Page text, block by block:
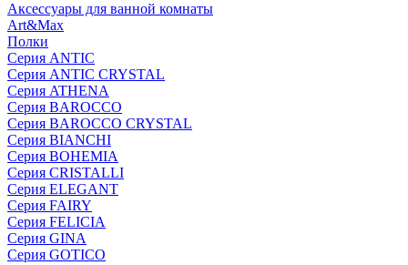
Аксессуары для ванной комнаты
Art&Max
Полки
Серия ANTIC
Серия ANTIC CRYSTAL
Серия ATHENA
Серия BAROCCO
Серия BAROCCO CRYSTAL
Серия BIANCHI
Серия BOHEMIA
Серия CRISTALLI
Серия ELEGANT
Серия FAIRY
Серия FELICIA
Серия GINA
Серия GOTICO